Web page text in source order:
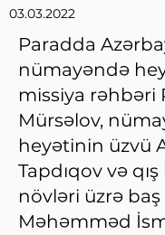
03.03.2022
Paradda
nümayəndə
missiya rəhbəri
Mürsəlov,
heyətinin üzvü
Tapdıqov və
növləri üzrə
Məhəmməd